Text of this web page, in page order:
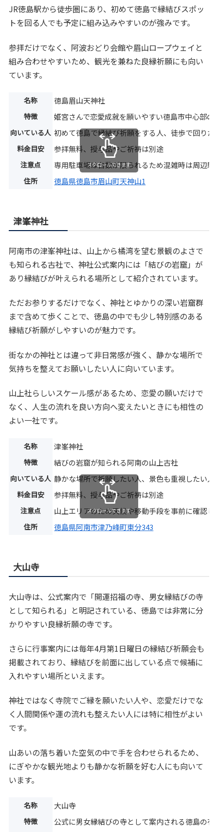
JR徳島駅から徒歩圏にあり、初めて徳島で縁結びスポッ
トを回る人でも予定に組み込みやすいのが強みです。
参拝だけでなく、阿波おどり会館や眉山ロープウェイと
組み合わせやすいため、観光を兼ねた良縁祈願にも向い
ています。
名称 徳島眉山天神社
特徴 姫宮さんで恋愛成就を願いやすい徳島市中心部の
向いている人 初めて徳島で縁結び祈願をする人、徒歩で回り
料金目安 参拝無料、授与品やご祈祷は別途
注意点 専用駐車場は台数が限られるため混雑時は周辺駐
住所 徳島県徳島市眉山町天神山1
スクロールできます
津峯神社
阿南市の津峯神社は、山上から橘湾を望む景観のよさで
も知られる古社で、神社公式案内には「結びの岩窟」が
あり縁結びが叶えられる場所として紹介されています。
ただお参りするだけでなく、神社とゆかりの深い岩窟群
まで含めて歩くことで、徳島の中でも少し特別感のある
縁結び祈願がしやすいのが魅力です。
街なかの神社とは違って非日常感が強く、静かな場所で
気持ちを整えてお願いしたい人に向いています。
山上社らしいスケール感があるため、恋愛の願いだけで
なく、人生の流れを良い方向へ変えたいときにも相性の
よい一社です。
名称 津峯神社
特徴 結びの岩窟が知られる阿南の山上古社
向いている人 静かな場所で祈願したい人、景色も重視したい
料金目安 参拝無料、授与品やご祈祷は別途
注意点 山上エリアのため天候や移動手段を事前に確認し
住所 徳島県阿南市津乃峰町東分343
スクロールできます
大山寺
大山寺は、公式案内で「開運招福の寺、男女縁結びの寺
として知られる」と明記されている、徳島では非常に分
かりやすい良縁祈願の寺です。
さらに行事案内には毎年4月第1日曜日の縁結び祈願会も
掲載されており、縁結びを前面に出している点で候補に
入れやすい場所といえます。
神社ではなく寺院でご縁を願いたい人や、恋愛だけでな
く人間関係や運の流れも整えたい人には特に相性がよい
です。
山あいの落ち着いた空気の中で手を合わせられるため、
にぎやかな観光地よりも静かな祈願を好む人にも向いて
います。
名称 大山寺
特徴 公式に男女縁結びの寺として案内される徳島の有